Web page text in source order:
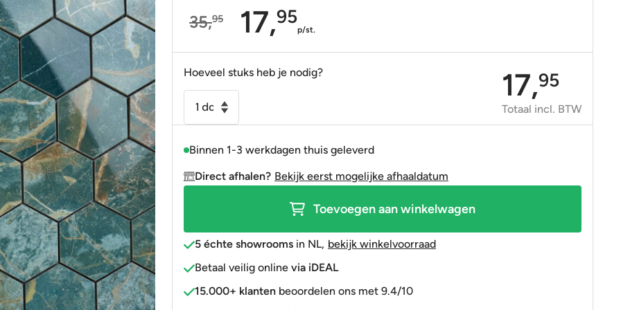
Portugees
Anti-slip
» Alle stijlen
Taupe
» Alle kleuren
Decortegels
» Alle stijlen
Blauw
Rood
» Alle kleuren
35,95
Oorspronkelijke
was:
17,95
Huidige
is:
p/st.
Hoeveel stuks heb je nodig?
Vloertegel
Hexagon
Manhattan
Ocean
29x27
matje
17,95
Totaal incl. BTW
Binnen 1-3 werkdagen thuis geleverd
Direct afhalen? Bekijk eerst mogelijke afhaaldatum
Toevoegen aan winkelwagen
5 échte showrooms in NL, bekijk winkelvoorraad
Betaal veilig online via iDEAL
15.000+ klanten beoordelen ons met 9.4/10